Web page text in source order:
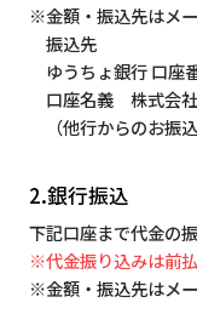
※金額・振込先はメ
振込先
ゆうちょ銀行 口
口座名義 株式会
（他行からのお
2.銀行振込
下記口座まで代金の
※代金振り込みは前払
※金額・振込先はメ